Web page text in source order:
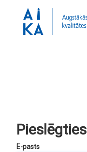
Pieslēgties
E-pasts